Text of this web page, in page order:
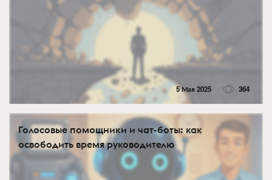
5 Мая 2025 364
Голосовые помощники и чат-боты: как
освободить время руководителю